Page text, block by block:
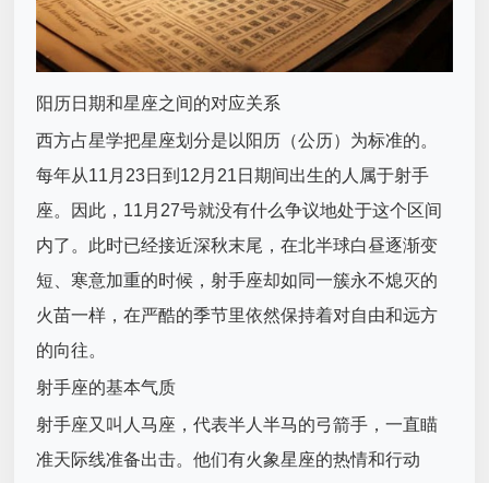
阳历日期和星座之间的对应关系
西方占星学把星座划分是以阳历（公历）为标准的。
每年从11月23日到12月21日期间出生的人属于射手
座。因此，11月27号就没有什么争议地处于这个区间
内了。此时已经接近深秋末尾，在北半球白昼逐渐变
短、寒意加重的时候，射手座却如同一簇永不熄灭的
火苗一样，在严酷的季节里依然保持着对自由和远方
的向往。
射手座的基本气质
射手座又叫人马座，代表半人半马的弓箭手，一直瞄
准天际线准备出击。他们有火象星座的热情和行动